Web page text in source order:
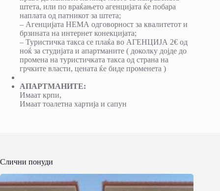
штета, или по враќањето агенцијата ќе побара
наплата од патникот за штета;
– Агенцијата НЕМА одговорност за квалитетот и
брзината на интернет конекцијата;
– Туристичка такса се плаќа во АГЕНЦИЈА 2€ од
ноќ за студијата и апартманите ( доколку дојде до
промена на туристичката такса од страна на
грчките власти, цената ќе биде променета )
АПАРТМАНИТЕ:
Имаат крпи,
Имаат тоалетна хартија и сапун
Слични понуди